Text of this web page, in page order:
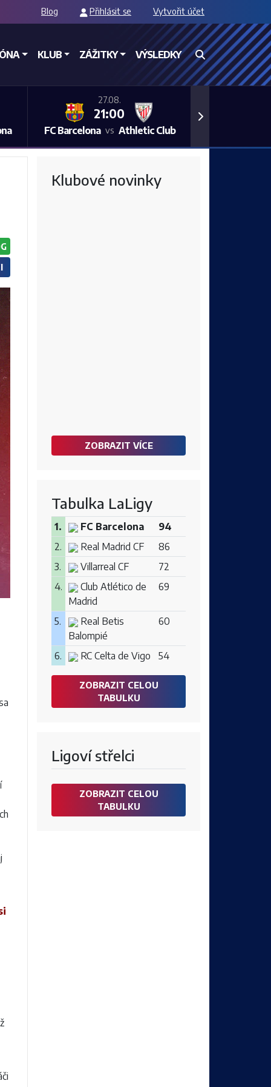
Blog Přihlásit se Vytvořit účet
KLUB ZÁŽITKY VÝSLEDKY
27.08.
21:00
FC Barcelona vs Athletic Club
Next
Klubové novinky
ZOBRAZIT VÍCE
Tabulka LaLigy
1. FC Barcelona
94
2.
Real Madrid CF
86
3.
Villarreal CF
72
4.
Club Atlético de
Madrid
69
5.
Real Betis
Balompié
60
6. RC Celta de Vigo 54
ZOBRAZIT CELOU
TABULKU
Ligoví střelci
ZOBRAZIT CELOU
TABULKU